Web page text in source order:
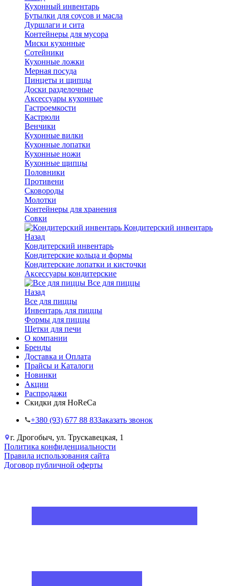
Кухонный инвентарь
Бутылки для соусов и масла
Дуршлаги и сита
Контейнеры для мусора
Миски кухонные
Сотейники
Кухонные ложки
Мерная посуда
Пинцеты и щипцы
Доски разделочные
Аксессуары кухонные
Гастроемкости
Кастрюли
Венчики
Кухонные вилки
Кухонные лопатки
Кухонные ножи
Кухонные щипцы
Половники
Противени
Сковороды
Молотки
Контейнеры для хранения
Совки
Кондитерский инвентарь
Назад
Кондитерский инвентарь
Кондитерские кольца и формы
Кондитерские лопатки и кисточки
Аксессуары кондитерские
Все для пиццы
Назад
Все для пиццы
Инвентарь для пиццы
Формы для пиццы
Щетки для печи
О компании
Бренды
Доставка и Оплата
Прайсы и Каталоги
Новинки
Акции
Распродажи
Скидки для HoReCa
+38‎0 (93) 677 88 83Заказать звонок
г. Дрогобыч, ул. Трускавецкая, 1
Политика конфиденциальности
Правила использования сайта
Договор публичной оферты